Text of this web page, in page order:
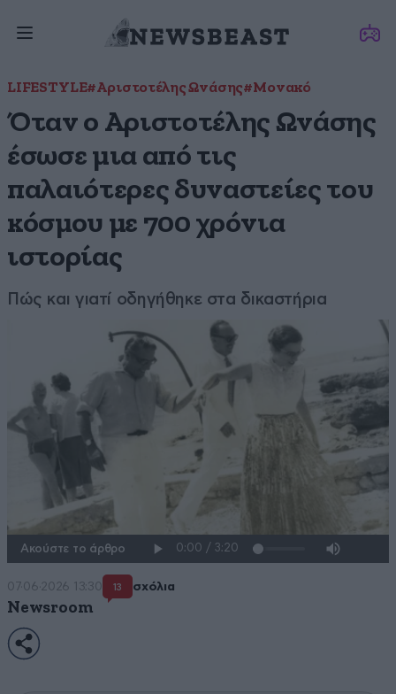
LIFESTYLE#Αριστοτέλης Ωνάσης#Μονακό
Όταν ο Αριστοτέλης Ωνάσης
έσωσε μια από τις
παλαιότερες δυναστείες του
κόσμου με 700 χρόνια
ιστορίας
Πώς και γιατί οδηγήθηκε στα δικαστήρια
Ακούστε το άρθρο
07·06·2026 13:30 13 σχόλια
Newsroom